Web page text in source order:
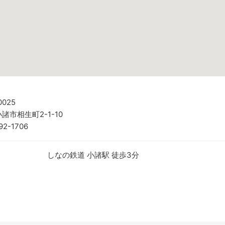
諸市相生町2-1-10
1706
しなの鉄道 小諸駅 徒歩3分